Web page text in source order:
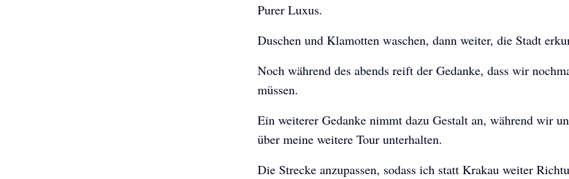
Purer Luxus.
Duschen und Klamotten waschen, dann weiter, die Stadt
Noch während des abends reift der Gedanke, dass wir
müssen.
Ein weiterer Gedanke nimmt dazu Gestalt an, während wir
über meine weitere Tour unterhalten.
Die Strecke anzupassen, sodass ich statt Krakau weiter